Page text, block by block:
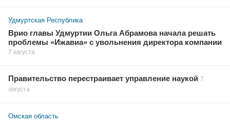
Удмуртская Республика
Врио главы Удмуртии Ольга Абрамова начала решать
проблемы «Ижавиа» с увольнения директора компании
7 августа
Правительство перестраивает управление наукой 7
августа
Омская область